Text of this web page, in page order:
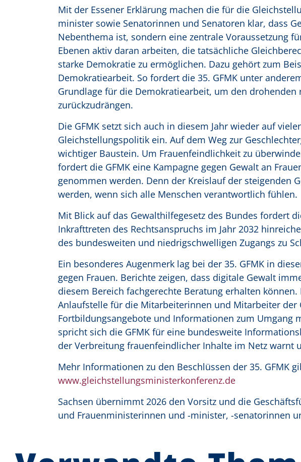
Mit der Essener Erklärung machen die für die
minister sowie Senatorinnen und Senatoren klar, dass
Nebenthema ist, sondern eine zentrale Voraussetzung
Ebenen aktiv daran arbeiten, die tatsächliche
starke Demokratie zu ermöglichen. Dazu gehört zum
Demokratiearbeit. So fordert die 35. GFMK unter
Grundlage für die Demokratiearbeit, um den
zurückzudrängen.
Die GFMK setzt sich auch in diesem Jahr wieder auf
Gleichstellungspolitik ein. Auf dem Weg zur
wichtiger Baustein. Um Frauenfeindlichkeit zu
fordert die GFMK eine Kampagne gegen Gewalt an
genommen werden. Denn der Kreislauf der steigenden
werden, wenn sich alle Menschen verantwortlich fühlen.
Mit Blick auf das Gewalthilfegesetz des Bundes fordert
Inkrafttreten des Rechtsanspruchs im Jahr 2032
des bundesweiten und niedrigschwelligen Zugangs zu
Ein besonderes Augenmerk lag bei der 35. GFMK in
gegen Frauen. Berichte zeigen, dass digitale Gewalt
diesem Bereich fachgerechte Beratung erhalten
Anlaufstelle für die Mitarbeiterinnen und Mitarbeiter
Fortbildungsangebote und Informationen zum Umgang
spricht sich die GFMK für eine bundesweite
der Verbreitung frauenfeindlicher Inhalte im Netz warnt
Mehr Informationen zu den Beschlüssen der 35. GFMK
www.gleichstellungsministerkonferenz.de
Sachsen übernimmt 2026 den Vorsitz und die
und Frauenministerinnen und -minister, -senatorinnen